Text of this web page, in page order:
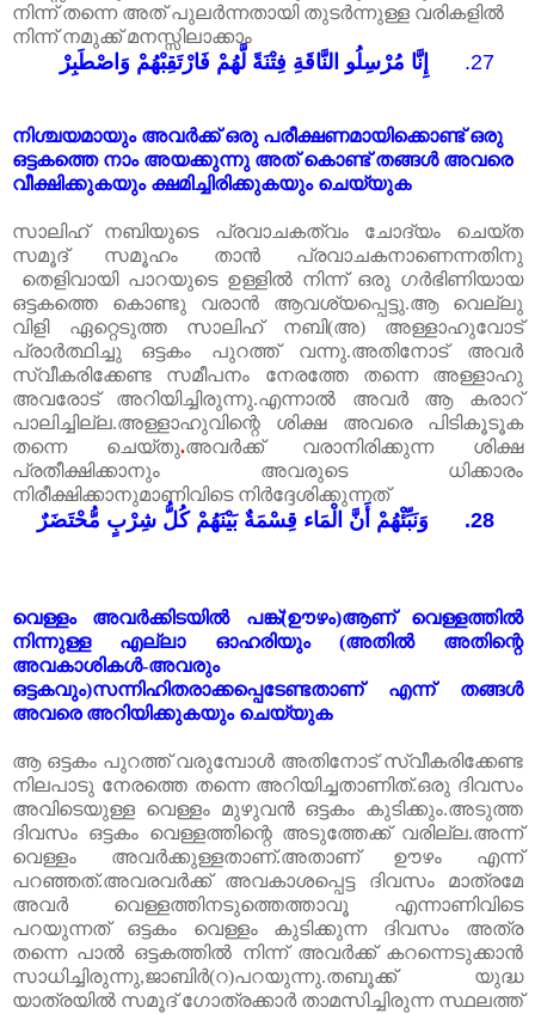
നിന്ന് തന്നെ അത് പുലർന്നതായി തുടർന്നുള്ള വരികളിൽ
നിന്ന് നമുക്ക് മനസ്സിലാക്കാം
27. إِنَّا مُرْسِلُو النَّاقَةِ فِتْنَةً لَّهُمْ فَارْتَقِبْهُمْ وَاصْطَبِرْ
നിശ്ചയമായും അവർക്ക് ഒരു പരീക്ഷണമായിക്കൊണ്ട് ഒരു
ഒട്ടകത്തെ നാം അയക്കുന്നു അത് കൊണ്ട് തങ്ങൾ അവരെ
വീക്ഷിക്കുകയും ക്ഷമിച്ചിരിക്കുകയും ചെയ്യുക
സാലിഹ് നബിയുടെ പ്രവാചകത്വം ചോദ്യം
ചെയ്ത
സമൂദ്
സമൂഹം താൻ
പ്രവാചകനാണെന്നതിനു
തെളിവായി പാറയുടെ ഉള്ളിൽ നിന്ന് ഒരു ഗർഭിണിയായ
ഒട്ടകത്തെ
കൊണ്ടു വരാൻ ആവശ്യപ്പെട്ടു.ആ
വെല്ലു
വിളി
ഏറ്റെടുത്ത സാലിഹ് നബി(അ) അള്ളാഹുവോട്
പ്രാർത്ഥിച്ചു
ഒട്ടകം പുറത്ത് വന്നു.അതിനോട്
അവർ
സ്വീകരിക്കേണ്ട
സമീപനം നേരത്തേ തന്നെ
അള്ളാഹു
അവരോട്
അറിയിച്ചിരുന്നു.എന്നാൽ അവർ ആ
കരാറ്
പാലിച്ചില്ല.അള്ളാഹുവിന്റെ ശിക്ഷ അവരെ
പിടികൂടൂക
തന്നെ
ചെയ്തു.അവർക്ക് വരാനിരിക്കുന്ന
ശിക്ഷ
പ്രതീക്ഷിക്കാനും
അവരുടെ
ധിക്കാരം
നിരീക്ഷിക്കാനുമാണിവിടെ നിർദ്ദേശിക്കുന്നത്
28. وَنَبِّئْهُمْ أَنَّ الْمَاء قِسْمَةٌ بَيْنَهُمْ كُلُّ شِرْبٍ مُّحْتَضَرٌ
വെള്ളം അവർക്കിടയിൽ പങ്ക്(ഊഴം)ആണ്
വെള്ളത്തിൽ
നിന്നുള്ള
എല്ലാ ഓഹരിയും(അതിൽ
അതിന്റെ
അവകാശികൾ-അവരും
ഒട്ടകവും)സന്നിഹിതരാക്കപ്പെടേണ്ടതാണ് എന്ന്
തങ്ങൾ
അവരെ അറിയിക്കുകയും ചെയ്യുക
ആ ഒട്ടകം പുറത്ത് വരുമ്പോൾ അതിനോട് സ്വീകരിക്കേണ്ട
നിലപാടു നേരത്തെ തന്നെ അറിയിച്ചതാണിത്.ഒരു ദിവസം
അവിടെയുള്ള വെള്ളം മുഴുവൻ ഒട്ടകം കുടിക്കും.അടുത്ത
ദിവസം ഒട്ടകം വെള്ളത്തിന്റെ അടുത്തേക്ക് വരില്ല.അന്ന്
വെള്ളം അവർക്കുള്ളതാണ്.അതാണ് ഊഴം എന്ന്
പറഞ്ഞത്.അവരവർക്ക് അവകാശപ്പെട്ട ദിവസം മാത്രമേ
അവർ വെള്ളത്തിനടുത്തെത്താവൂ എന്നാണിവിടെ
പറയുന്നത് ഒട്ടകം വെള്ളം കുടിക്കുന്ന ദിവസം അത്ര
തന്നെ പാൽ ഒട്ടകത്തിൽ നിന്ന് അവർക്ക് കറന്നെടുക്കാൻ
സാധിച്ചിരുന്നു,ജാബിർ(റ)പറയുന്നു.തബൂക്ക് യുദ്ധ
യാത്രയിൽ സമൂദ് ഗോത്രക്കാർ താമസിച്ചിരുന്ന സ്ഥലത്ത്